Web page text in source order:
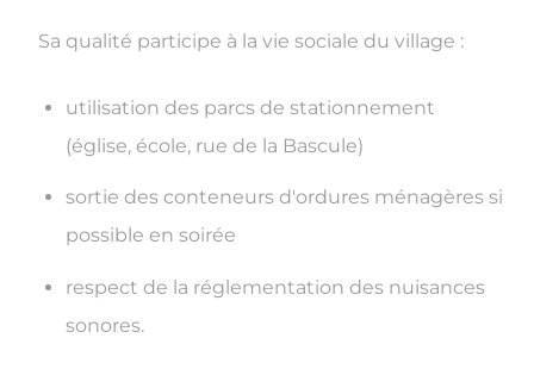
Sa qualité participe à la vie sociale du village :
utilisation des parcs de stationnement
(église, école, rue de la Bascule)
sortie des conteneurs d'ordures ménagères si
possible en soirée
respect de la réglementation des nuisances
sonores. ​​​​​​​